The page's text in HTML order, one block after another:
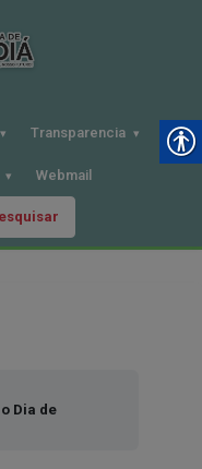
Transparencia
Webmail
Dia de